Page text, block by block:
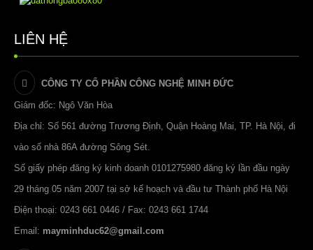
LIÊN HỆ
CÔNG TY CỔ PHẦN CÔNG NGHỆ MINH ĐỨC
Giám đốc: Ngô Văn Hòa
Địa chỉ: Số 561 đường Trương Định, Quận Hoàng Mai, TP. Hà Nội, đi
vào số nhà 86A đường Sông Sét.
Số giấy phép đăng ký kinh doanh 0101275980 đăng ký lần đầu ngày
29 tháng 05 năm 2007 tại sở kế hoạch và đầu tư Thành phố Hà Nội
Điện thoại: 0243 661 0446 / Fax: 0243 661 1744
Email: mayminhduc62@gmail.com